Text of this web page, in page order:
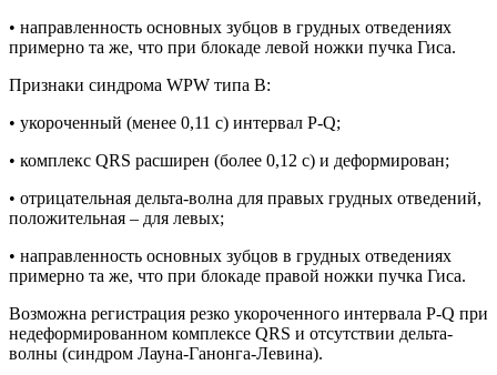
• направленность основных зубцов в грудных отведениях
примерно та же, что при блокаде левой ножки пучка Гиса.
Признаки синдрома WPW типа В:
• укороченный (менее 0,11 с) интервал Р-Q;
• комплекс QRS расширен (более 0,12 с) и деформирован;
• отрицательная дельта-волна для правых грудных отведений,
положительная – для левых;
• направленность основных зубцов в грудных отведениях
примерно та же, что при блокаде правой ножки пучка Гиса.
Возможна регистрация резко укороченного интервала Р-Q при
недеформированном комплексе QRS и отсутствии дельта-
волны (синдром Лауна-Ганонга-Левина).